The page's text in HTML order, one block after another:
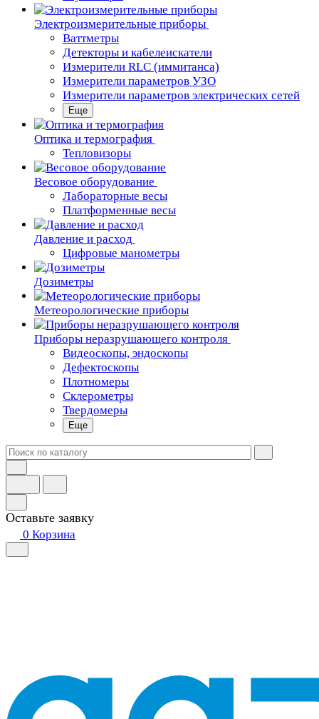
Электроизмерительные приборы
Ваттметры
Детекторы и кабелеискатели
Измерители RLC (иммитанса)
Измерители параметров УЗО
Измерители параметров электрических сетей
Еще
Oптика и термография
Тепловизоры
Весовое оборудование
Лабораторные весы
Платформенные весы
Давление и расход
Цифровые манометры
Дозиметры
Метеорологические приборы
Приборы неразрушающего контроля
Видеоскопы, эндоскопы
Дефектоскопы
Плотномеры
Склерометры
Твердомеры
Еще
Оставьте заявку
0 Корзина